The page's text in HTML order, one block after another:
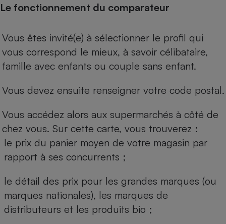
Le fonctionnement du comparateur
Vous êtes invité(e) à sélectionner le profil qui
vous correspond le mieux, à savoir célibataire,
famille avec enfants ou couple sans enfant.
Vous devez ensuite renseigner votre code postal.
Vous accédez alors aux supermarchés à côté de
chez vous. Sur cette carte, vous trouverez :
le prix du panier moyen de votre magasin par
rapport à ses concurrents ;
le détail des prix pour les grandes marques (ou
marques nationales), les marques de
distributeurs et les produits bio ;